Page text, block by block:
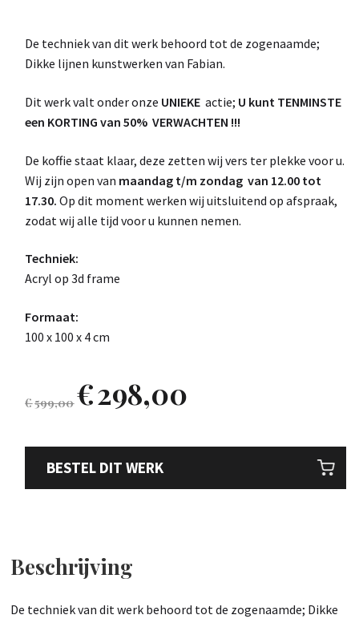
De techniek van dit werk behoord tot de zogenaamde;
Dikke lijnen kunstwerken van Fabian.
Dit werk valt onder onze UNIEKE actie; U kunt TENMINSTE
een KORTING van 50% VERWACHTEN !!!
De koffie staat klaar, deze zetten wij vers ter plekke voor u.
Wij zijn open van maandag t/m zondag van 12.00 tot
17.30. Op dit moment werken wij uitsluitend op afspraak,
zodat wij alle tijd voor u kunnen nemen.
Techniek:
Acryl op 3d frame
Formaat:
100 x 100 x 4 cm
€599,00€298,00
BESTEL DIT WERK
Beschrijving
De techniek van dit werk behoord tot de zogenaamde; Dikke